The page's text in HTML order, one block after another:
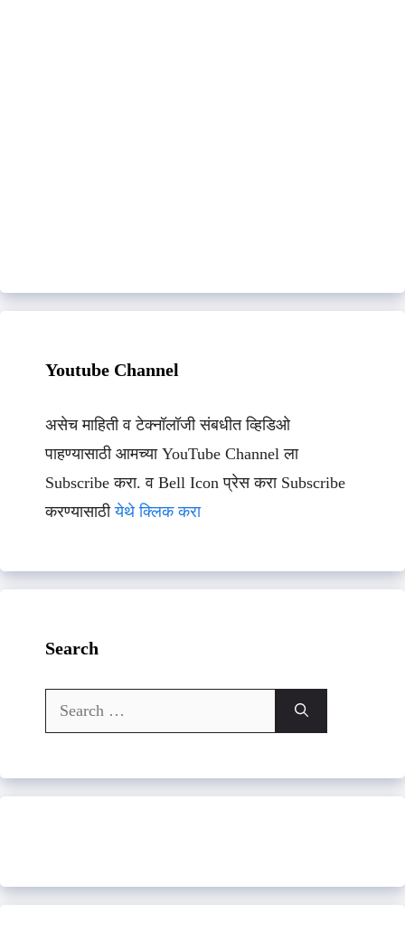
Youtube Channel
असेच माहिती व टेक्नॉलॉजी संबधीत व्हिडिओ
पाहण्यासाठी आमच्या YouTube Channel ला
Subscribe करा. व Bell Icon प्रेस करा Subscribe
करण्यासाठीयेथे क्लिक करा
Search
Search
for: